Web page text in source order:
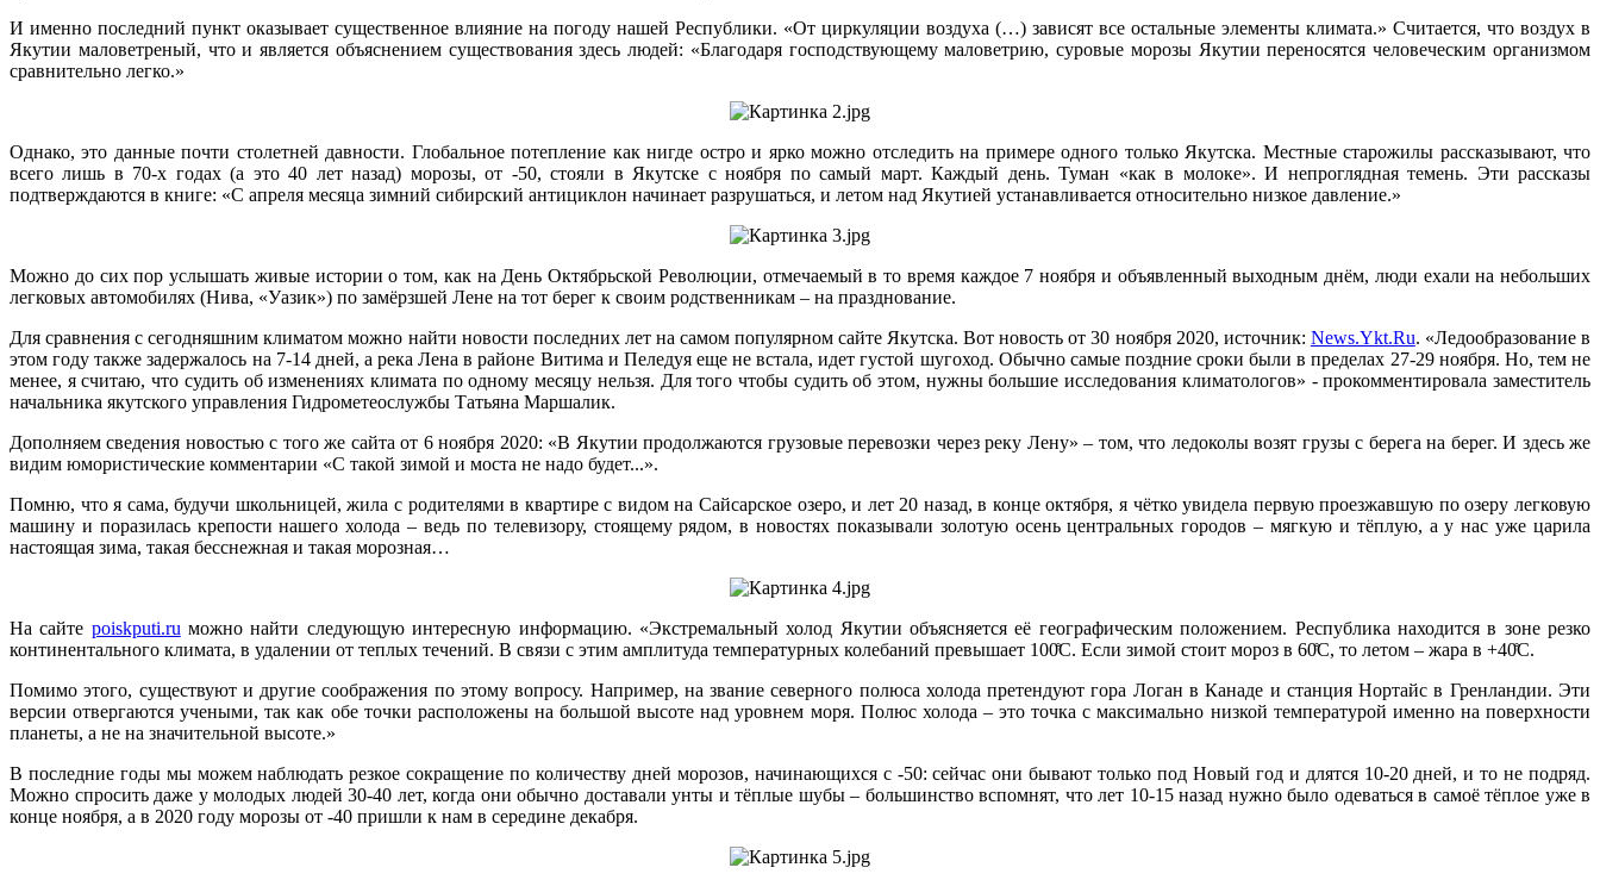
И именно последний пункт оказывает существенное влияние на погоду нашей Республики. «От циркуляции воздуха (…) зависят все остальные элементы климата.» Считается, что воздух в
Якутии маловетреный, что и является объяснением существования здесь людей: «Благодаря господствующему маловетрию, суровые морозы Якутии переносятся человеческим организмом
сравнительно легко.»
Однако, это данные почти столетней давности. Глобальное потепление как нигде остро и ярко можно отследить на примере одного только Якутска. Местные старожилы рассказывают, что
всего лишь в 70-х годах (а это 40 лет назад) морозы, от -50, стояли в Якутске с ноября по самый март. Каждый день. Туман «как в молоке». И непроглядная темень. Эти рассказы
подтверждаются в книге: «С апреля месяца зимний сибирский антициклон начинает разрушаться, и летом над Якутией устанавливается относительно низкое давление.»
Можно до сих пор услышать живые истории о том, как на День Октябрьской Революции, отмечаемый в то время каждое 7 ноября и объявленный выходным днём, люди ехали на небольших
легковых автомобилях (Нива, «Уазик») по замёрзшей Лене на тот берег к своим родственникам – на празднование.
Для сравнения с сегодняшним климатом можно найти новости последних лет на самом популярном сайте Якутска. Вот новость от 30 ноября 2020, источник: News.Ykt.Ru. «Ледообразование в
этом году также задержалось на 7-14 дней, а река Лена в районе Витима и Пеледуя еще не встала, идет густой шугоход. Обычно самые поздние сроки были в пределах 27-29 ноября. Но, тем не
менее, я считаю, что судить об изменениях климата по одному месяцу нельзя. Для того чтобы судить об этом, нужны большие исследования климатологов» - прокомментировала заместитель
начальника якутского управления Гидрометеослужбы Татьяна Маршалик.
Дополняем сведения новостью с того же сайта от 6 ноября 2020: «В Якутии продолжаются грузовые перевозки через реку Лену» – том, что ледоколы возят грузы с берега на берег. И здесь же
видим юмористические комментарии «С такой зимой и моста не надо будет...».
Помню, что я сама, будучи школьницей, жила с родителями в квартире с видом на Сайсарское озеро, и лет 20 назад, в конце октября, я чётко увидела первую проезжавшую по озеру легковую
машину и поразилась крепости нашего холода – ведь по телевизору, стоящему рядом, в новостях показывали золотую осень центральных городов – мягкую и тёплую, а у нас уже царила
настоящая зима, такая бесснежная и такая морозная…
На сайте poiskputi.ru можно найти следующую интересную информацию. «Экстремальный холод Якутии объясняется её географическим положением. Республика находится в зоне резко
континентального климата, в удалении от теплых течений. В связи с этим амплитуда температурных колебаний превышает 100̊С. Если зимой стоит мороз в 60̊С, то летом – жара в +40̊С.
Помимо этого, существуют и другие соображения по этому вопросу. Например, на звание северного полюса холода претендуют гора Логан в Канаде и станция Нортайс в Гренландии. Эти
версии отвергаются учеными, так как обе точки расположены на большой высоте над уровнем моря. Полюс холода – это точка с максимально низкой температурой именно на поверхности
планеты, а не на значительной высоте.»
В последние годы мы можем наблюдать резкое сокращение по количеству дней морозов, начинающихся с -50: сейчас они бывают только под Новый год и длятся 10-20 дней, и то не подряд.
Можно спросить даже у молодых людей 30-40 лет, когда они обычно доставали унты и тёплые шубы – большинство вспомнят, что лет 10-15 назад нужно было одеваться в самоё тёплое уже в
конце ноября, а в 2020 году морозы от -40 пришли к нам в середине декабря.